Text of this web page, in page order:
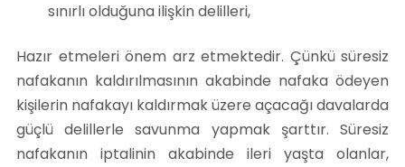
sınırlı olduğuna ilişkin delilleri,
Hazır etmeleri önem arz etmektedir. Çünkü süresiz
nafakanın kaldırılmasının akabinde nafaka ödeyen
kişilerin nafakayı kaldırmak üzere açacağı davalarda
güçlü delillerle savunma yapmak şarttır. Süresiz
nafakanın iptalinin akabinde ileri yaşta olanlar,